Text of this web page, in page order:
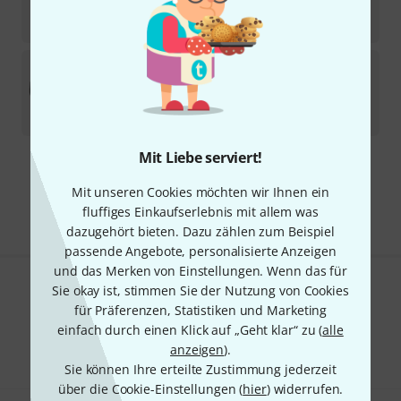
Mit Liebe serviert!
Mit unseren Cookies möchten wir Ihnen ein
fluffiges Einkaufserlebnis mit allem was
dazugehört bieten. Dazu zählen zum Beispiel
passende Angebote, personalisierte Anzeigen
und das Merken von Einstellungen. Wenn das für
Sie okay ist, stimmen Sie der Nutzung von Cookies
für Präferenzen, Statistiken und Marketing
einfach durch einen Klick auf „Geht klar“ zu (alle
anzeigen).
Sie können Ihre erteilte Zustimmung jederzeit
über die Cookie-Einstellungen (hier) widerrufen.
Sofort lieferbar
€
SafeCase 80 C-Guitar Gigbag
37
Sofort lieferbar
€
Alle Preise inkl. MwSt.
Gefällt Ihnen, was Sie sehen?
Teilen Hilfe & Feedback